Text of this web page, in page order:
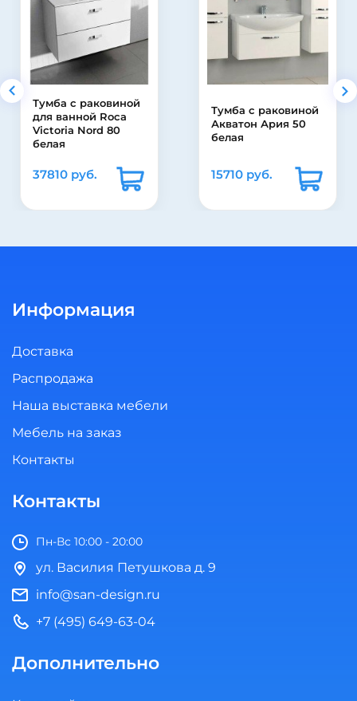
с раковиной
Roca
Nord 80
руб.
Тумба с раковиной
Акватон Ария 50
Информация
Доставка
Распродажа
Наша выставка мебели
Мебель на заказ
Контакты
Контакты
Пн-Вс 10:00 - 20:00
ул. Василия Петушкова д. 9
info@san-design.ru
+7 (495) 649-63-04
Дополнительно